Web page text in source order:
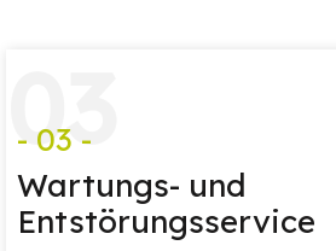
03
- 03 -
Wartungs- und
Entstörungsservice